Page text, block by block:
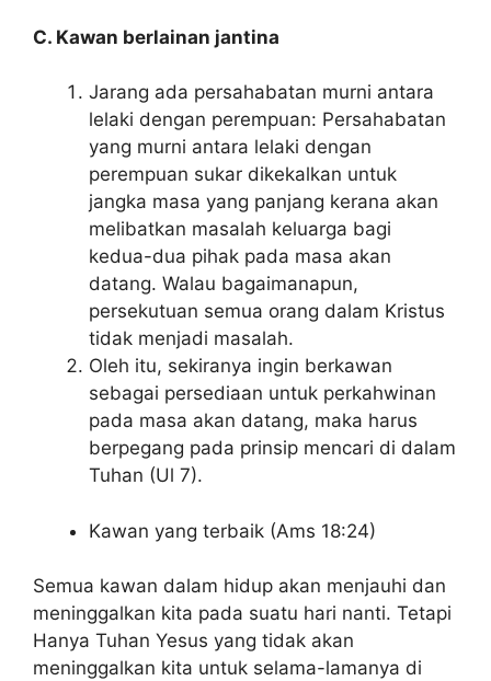
C. Kawan berlainan jantina
Jarang ada persahabatan murni antara
lelaki dengan perempuan: Persahabatan
yang murni antara lelaki dengan
perempuan sukar dikekalkan untuk
jangka masa yang panjang kerana akan
melibatkan masalah keluarga bagi
kedua-dua pihak pada masa akan
datang. Walau bagaimanapun,
persekutuan semua orang dalam Kristus
tidak menjadi masalah.
Oleh itu, sekiranya ingin berkawan
sebagai persediaan untuk perkahwinan
pada masa akan datang, maka harus
berpegang pada prinsip mencari di dalam
Tuhan (Ul 7).
Kawan yang terbaik (Ams 18:24)
Semua kawan dalam hidup akan menjauhi dan
meninggalkan kita pada suatu hari nanti. Tetapi
Hanya Tuhan Yesus yang tidak akan
meninggalkan kita untuk selama-lamanya di